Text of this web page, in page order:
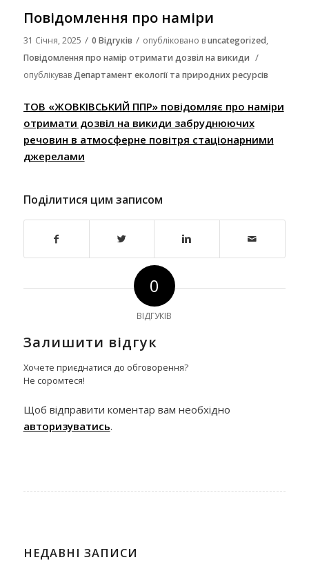
Повідомлення про наміри
31 Січня, 2025 / 0 Відгуків / опубліковано вuncategorized,
Повідомлення про намір отримати дозвіл на викиди /
опублікувавДепартамент екології та природних ресурсів
ТОВ «ЖОВКІВСЬКИЙ ППР» повідомляє про наміри
отримати дозвіл на викиди забруднюючих
речовин в атмосферне повітря стаціонарними
джерелами
Поділитися цим записом
0
ВІДГУКІВ
Залишити відгук
Хочете приєднатися до обговорення?
Не соромтеся!
Щоб відправити коментар вам необхідно
авторизуватись.
НЕДАВНІ ЗАПИСИ